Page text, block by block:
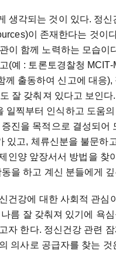
생각되는 것이 있다. 정
이 존재한다는 것이
이 함께 노력하는 모습이
(예 : 토론토경찰청
출동하여 신고에 대응),
잘 갖춰져 있다고 보인다.
일찍부터 인식하고 도움
진을 목적으로 결성되어
있고, 체류신분을 불문하
인양 앞장서서 방법을 찾
을 하고 계신 분들에게
건강에 대한 사회적 관심
나름 잘 갖춰져 있기에 욕
자 한다. 정신건강 관련
의사로 공급자를 찾는